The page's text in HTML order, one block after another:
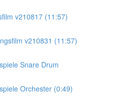
v210817 (11:57)
v210831 (11:57)
Snare Drum
Orchester (0:49)